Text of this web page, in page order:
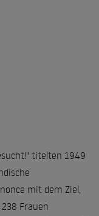
titelten 1949
mit dem Ziel,
Frauen